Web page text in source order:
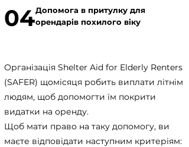
04Допомога в притулку для
орендарів похилого віку
Організація Shelter Aid for Elderly Renters
(SAFER) щомісяця робить виплати літнім
людям, щоб допомогти їм покрити
видатки на оренду.
Щоб мати право на таку допомогу, ви
маєте відповідати наступним критеріям: